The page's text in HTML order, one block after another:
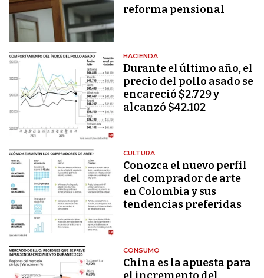
reforma pensional
HACIENDA
Durante el último año, el
precio del pollo asado se
encareció $2.729 y
alcanzó $42.102
CULTURA
Conozca el nuevo perfil
del comprador de arte
en Colombia y sus
tendencias preferidas
CONSUMO
China es la apuesta para